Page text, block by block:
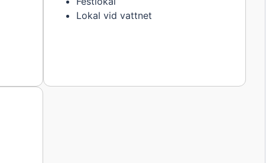
Lokal vid vattnet